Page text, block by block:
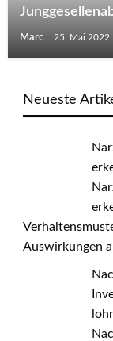
Marc 25. Mai 2022
Neueste
Auswirkungen